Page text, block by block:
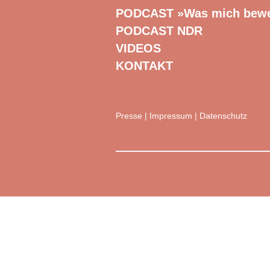
PODCAST »Was mich
PODCAST NDR
VIDEOS
KONTAKT
Presse Impressum Datenschutz